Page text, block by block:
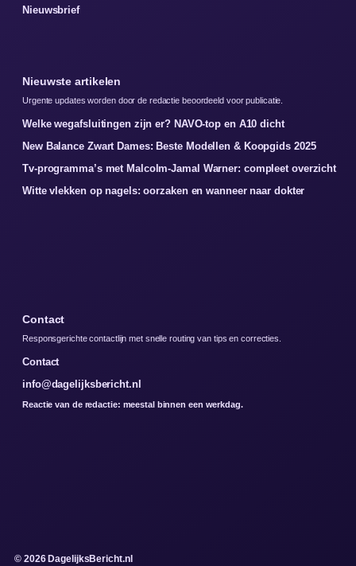
Nieuwsbrief
Nieuwste artikelen
Urgente updates worden door de redactie beoordeeld voor publicatie.
Welke wegafsluitingen zijn er? NAVO-top en A10 dicht
New Balance Zwart Dames: Beste Modellen & Koopgids 2025
Tv-programma’s met Malcolm-Jamal Warner: compleet overzicht
Witte vlekken op nagels: oorzaken en wanneer naar dokter
Contact
Responsgerichte contactlijn met snelle routing van tips en correcties.
Contact
info@dagelijksbericht.nl
Reactie van de redactie: meestal binnen een werkdag.
© 2026 DagelijksBericht.nl